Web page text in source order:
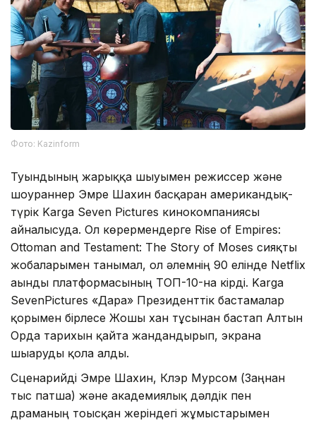
Фото: Kazinform
Туындының жарыққа шығуымен режиссер және
шоураннер Эмре Шахин басқарған американдық-
түрік Karga Seven Pictures кинокомпаниясы
айналысуда. Ол көрермендерге Rise of Empires:
Ottoman and Testament: The Story of Moses сияқты
жобаларымен танымал, ол әлемнің 90 елінде Netflix
ағынды платформасының ТОП-10-на кірді. Karga
SevenPictures «Дара» Президенттік бастамалар
қорымен бірлесе Жошы хан тұсынан бастап Алтын
Орда тарихын қайта жандандырып, экранға
шығаруды қолға алды.
Сценарийді Эмре Шахин, Клэр Мурсом (Заңнан
тыс патша) және академиялық дәлдік пен
драманың тоғысқан жеріндегі жұмыстарымен